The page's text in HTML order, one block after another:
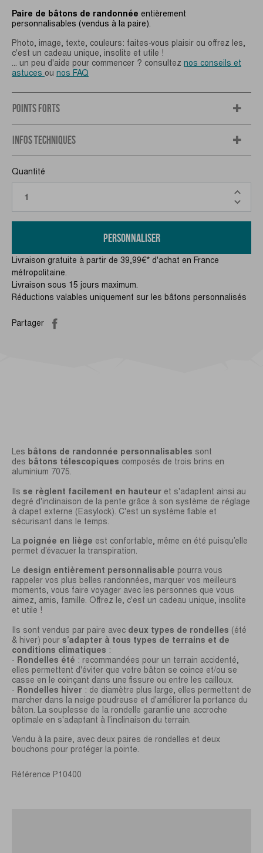
Paire de bâtons de randonnée entièrement
personnalisables (vendus à la paire).
Photo, image, texte, couleurs: faites-vous plaisir ou offrez les,
c'est un cadeau unique, insolite et utile !
... un peu d'aide pour commencer ? consultez nos conseils et
astuces ou nos FAQ
POINTS FORTS
INFOS TECHNIQUES
Quantité
Personnaliser
Livraison gratuite à partir de 39,99€* d'achat en France
métropolitaine.
Livraison sous 15 jours maximum.
Réductions valables uniquement sur les bâtons personnalisés
Partager
Les bâtons de randonnée personnalisables sont
des bâtons télescopiques composés de trois brins en
aluminium 7075.
Ils se règlent facilement en hauteur et s'adaptent ainsi au
degré d'inclinaison de la pente grâce à son système de réglage
à clapet externe (Easylock). C'est un système fiable et
sécurisant dans le temps.
La poignée en liège est confortable, même en été puisqu’elle
permet d’évacuer la transpiration.
Le design entièrement personnalisable pourra vous
rappeler vos plus belles randonnées, marquer vos meilleurs
moments, vous faire voyager avec les personnes que vous
aimez, amis, famille. Offrez le, c'est un cadeau unique, insolite
et utile !
Ils sont vendus par paire avec deux types de rondelles (été
& hiver) pour s’adapter à tous types de terrains et de
conditions climatiques :
- Rondelles été : recommandées pour un terrain accidenté,
elles permettent d'éviter que votre bâton se coince et/ou se
casse en le coinçant dans une fissure ou entre les cailloux.
- Rondelles hiver : de diamètre plus large, elles permettent de
marcher dans la neige poudreuse et d'améliorer la portance du
bâton. La souplesse de la rondelle garantie une accroche
optimale en s'adaptant à l'inclinaison du terrain.
Vendu à la paire, avec deux paires de rondelles et deux
bouchons pour protéger la pointe.
Référence P10400